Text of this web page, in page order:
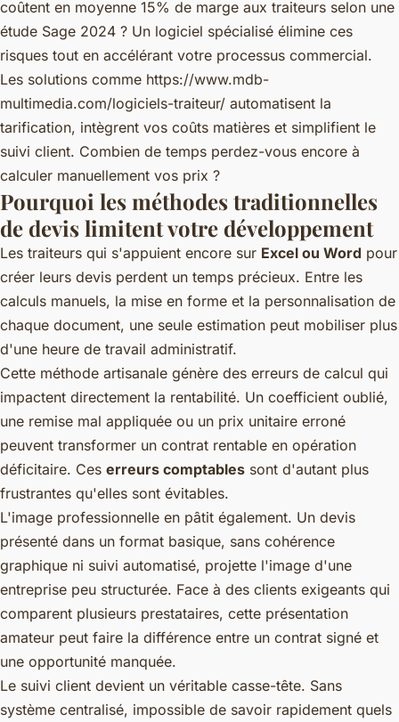
coûtent en moyenne 15% de marge aux traiteurs selon une
étude Sage 2024 ? Un logiciel spécialisé élimine ces
risques tout en accélérant votre processus commercial.
Les solutions comme https://www.mdb-
multimedia.com/logiciels-traiteur/ automatisent la
tarification, intègrent vos coûts matières et simplifient le
suivi client. Combien de temps perdez-vous encore à
calculer manuellement vos prix ?
Pourquoi les méthodes traditionnelles
de devis limitent votre développement
Les traiteurs qui s'appuient encore sur Excel ou Word pour
créer leurs devis perdent un temps précieux. Entre les
calculs manuels, la mise en forme et la personnalisation de
chaque document, une seule estimation peut mobiliser plus
d'une heure de travail administratif.
Cette méthode artisanale génère des erreurs de calcul qui
impactent directement la rentabilité. Un coefficient oublié,
une remise mal appliquée ou un prix unitaire erroné
peuvent transformer un contrat rentable en opération
déficitaire. Ces erreurs comptables sont d'autant plus
frustrantes qu'elles sont évitables.
L'image professionnelle en pâtit également. Un devis
présenté dans un format basique, sans cohérence
graphique ni suivi automatisé, projette l'image d'une
entreprise peu structurée. Face à des clients exigeants qui
comparent plusieurs prestataires, cette présentation
amateur peut faire la différence entre un contrat signé et
une opportunité manquée.
Le suivi client devient un véritable casse-tête. Sans
système centralisé, impossible de savoir rapidement quels